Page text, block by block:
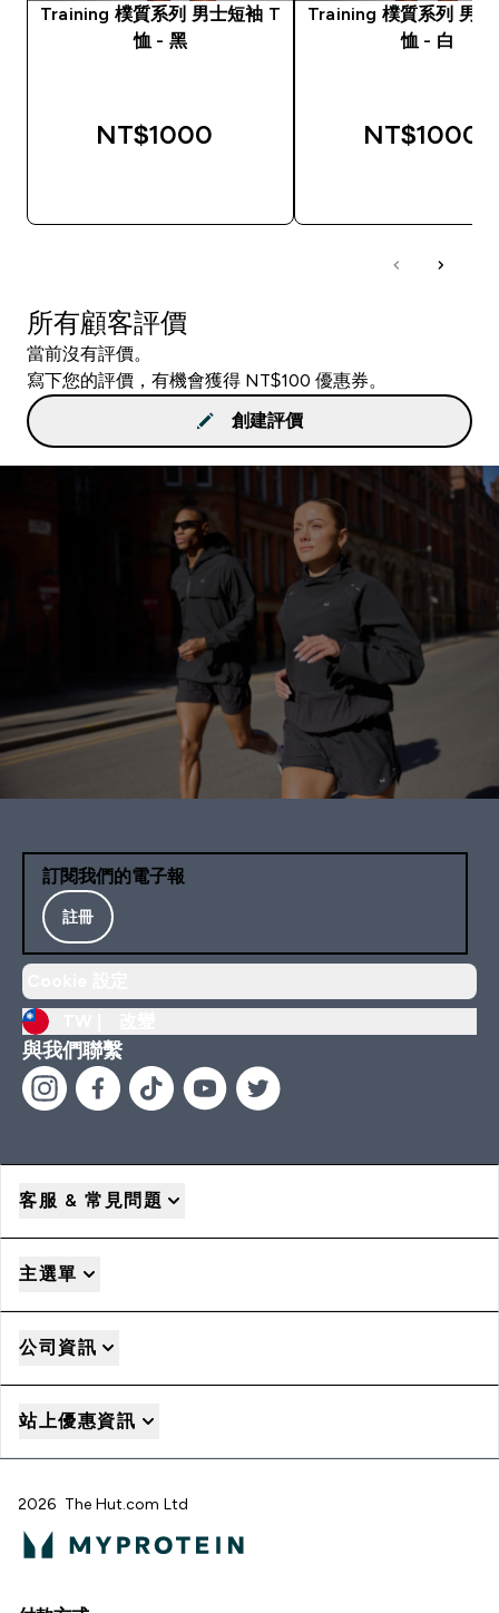
Training 樸質系列 男士短袖 T
恤 - 黑
NT$1000‎
Training 樸質系列 男
恤 - 白
NT$1000‎
所有顧客評價
當前沒有評價。
寫下您的評價，有機會獲得 NT$100 優惠券。
創建評價
訂閱我們的電子報
註冊
與我們聯繫
客服 & 常見問題
主選單
公司資訊
站上優惠資訊
2026 The Hut.com Ltd